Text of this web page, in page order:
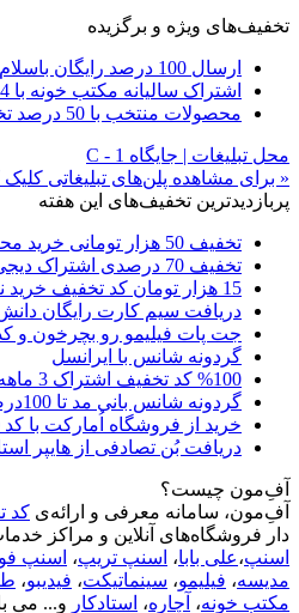
تخفیف‌های ویژه و برگزیده
ارسال 100 درصد رایگان باسلام از محصولات منتخب
اشتراک سالیانه مکتب خونه با 54 درصد تخفیف
محصولات منتخب با 50 درصد تخفیف بنیکس
محل تبلیغات | جایگاه C - 1
« برای مشاهده پلن‌های تبلیغاتی کلیک
پربازدیدترین تخفیف‌های این هفته
تخفیف 50 هزار تومانی خرید محصولات پروتئینی اسنپ فود
تخفیف 70 درصدی اشتراک دیجی پلاس از دیجی کالا
15 هزار تومان کد تخفیف خرید نان از اسنپ فود
دریافت سیم کارت رایگان
جت پات فیلیمو رو بچرخون و
گردونه شانس با ایرانسل
%100 کد تخفیف اشتراک 3 ماهه دیجی پلاس از دیجی کالا
گردونه شانس بانی مد تا 100درصد تخفیف
خرید از فروشگاه اُمارکت با کد 30 هزار تومانی اکالا
دریافت بُن تصادفی از هایپر
آفِ‌مون چیست؟
آفِ‌مون، سامانه معرفی و ارائه‌ی کد
دار فروشگاه‌های آنلاین و مراکز خدمات
اسنپ،علی بابا، اسنپ تریپ، اسنپ
مدیسه، فیلیمو، سینماتیکت، فیدیبو،
مکتب خونه، آچاره، استادکار و... می